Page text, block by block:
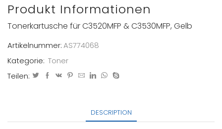
Produkt Informationen
Tonerkartusche für C3520MFP & C3530MFP, Gelb
Artikelnummer:AS774068
Kategorie: Toner
Teilen:
DESCRIPTION